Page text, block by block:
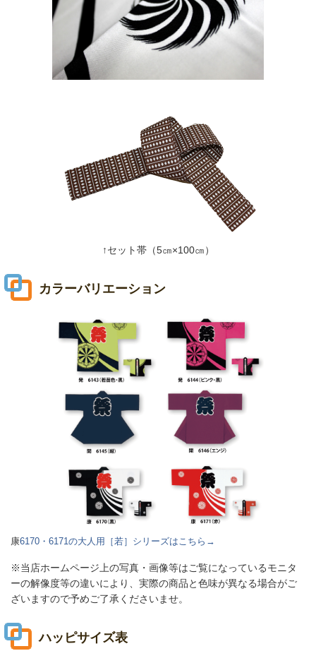
↑セット帯（5㎝×100㎝）
カラーバリエーション
康6170・6171の大人用［若］シリーズはこちら→
※当店ホームページ上の写真・画像等はご覧になっているモニタ
ーの解像度等の違いにより、実際の商品と色味が異なる場合がご
ざいますので予めご了承くださいませ。
ハッピサイズ表